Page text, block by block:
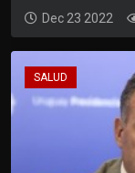
Dec 23 2022
SALUD